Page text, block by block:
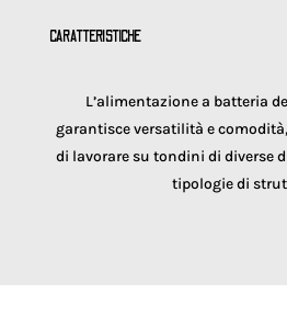
CARATTERISTICHE
L’alimentazione a batteria
garantisce versatilità e
di lavorare su tondini di diverse
tipologie di